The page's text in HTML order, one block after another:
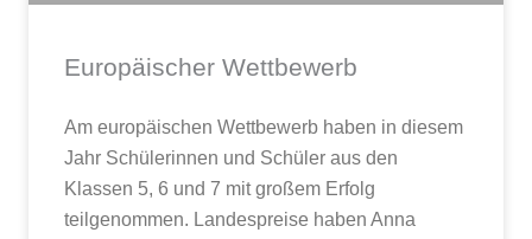
Europäischer Wettbewerb
Am europäischen Wettbewerb haben in diesem
Jahr Schülerinnen und Schüler aus den
Klassen 5, 6 und 7 mit großem Erfolg
teilgenommen. Landespreise haben Anna